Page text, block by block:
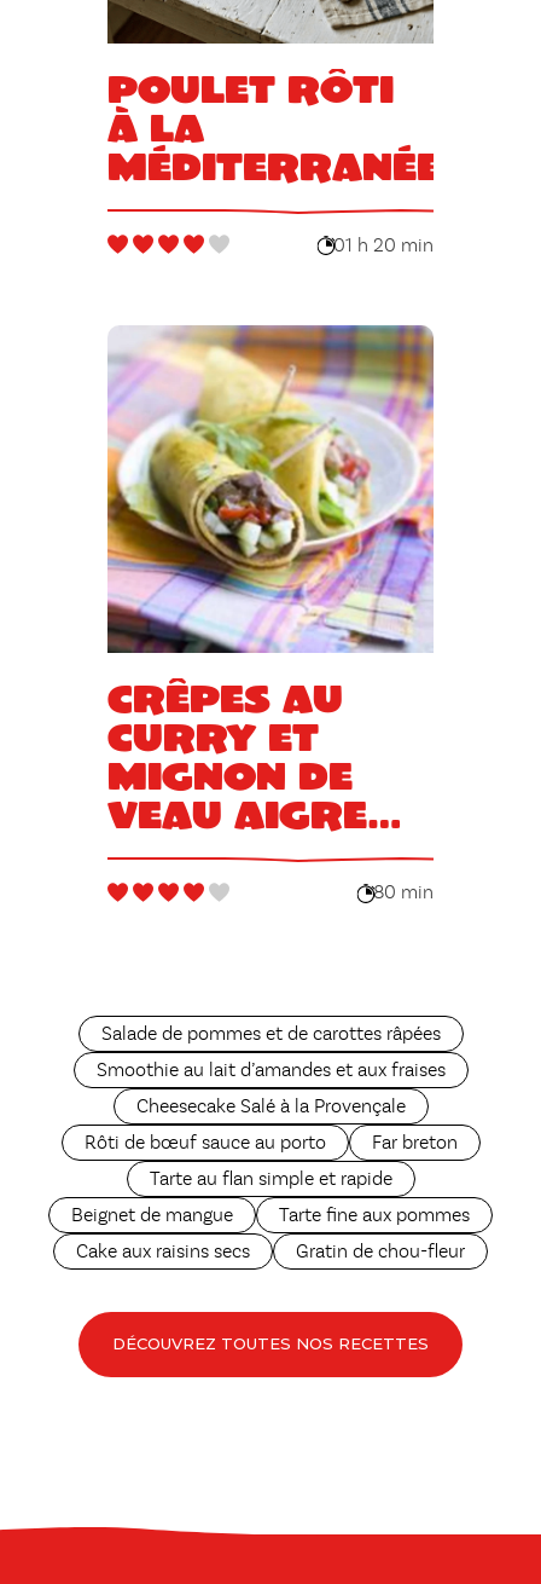
Poulet rôti
à la
méditerranéenne
01 h 20 min
Crêpes au
curry et
mignon de
veau aigre
doux
80 min
Salade de pommes et de carottes râpées
Smoothie au lait d’amandes et aux fraises
Cheesecake Salé à la Provençale
Rôti de bœuf sauce au porto
Far breton
Tarte au flan simple et rapide
Beignet de mangue
Tarte fine aux pommes
Cake aux raisins secs
Gratin de chou-fleur
DÉCOUVREZ TOUTES NOS RECETTES